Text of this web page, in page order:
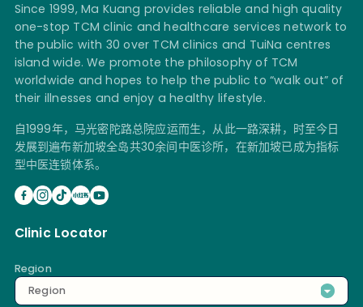
Since 1999, Ma Kuang provides reliable and high quality
one-stop TCM clinic and healthcare services network to
the public with 30 over TCM clinics and TuiNa centres
island wide. We promote the philosophy of TCM
worldwide and hopes to help the public to “walk out” of
their illnesses and enjoy a healthy lifestyle.
自1999年，马光密陀路总院应运而生，从此一路深耕，时至今日
发展到遍布新加坡全岛共30余间中医诊所，在新加坡已成为指标
型中医连锁体系。
Clinic Locator
Region
Region